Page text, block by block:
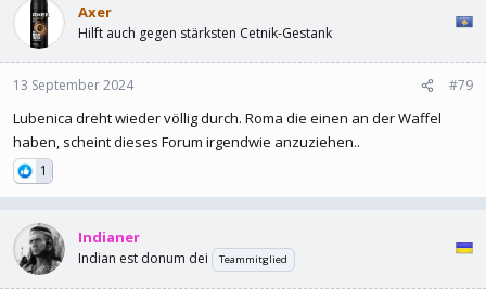
Axer
Hilft auch gegen stärksten Cetnik-Gestank
13 September 2024 #79
Lubenica dreht wieder völlig durch. Roma die einen an der Waffel
haben, scheint dieses Forum irgendwie anzuziehen..
1
Indianer
Indian est donum dei Teammitglied